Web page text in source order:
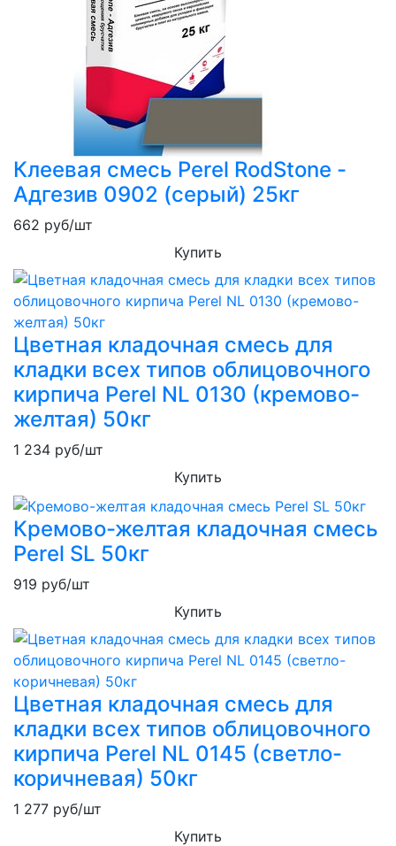
Клеевая смесь Perel RodStone -
Адгезив 0902 (серый) 25кг
662 руб/шт
Купить
Цветная кладочная смесь для
кладки всех типов облицовочного
кирпича Perel NL 0130 (кремово-
желтая) 50кг
1 234 руб/шт
Купить
Кремово-желтая кладочная смесь
Perel SL 50кг
919 руб/шт
Купить
Цветная кладочная смесь для
кладки всех типов облицовочного
кирпича Perel NL 0145 (светло-
коричневая) 50кг
1 277 руб/шт
Купить